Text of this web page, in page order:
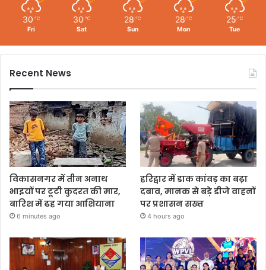
30 ℃
Fri
30 ℃
Sat
28 ℃
Sun
28 ℃
Mon
25 ℃
Tue
Recent News
विकासनगर में तीन अनाथ
भाइयों पर टूटी कुदरत की मार,
बारिश में ढह गया आशियाना
6 minutes ago
हरिद्वार में डाक कांवड़ का बढ़ा
दबाव, मानक से बड़े डीजे वाहनों
पर प्रशासन सख्त
4 hours ago